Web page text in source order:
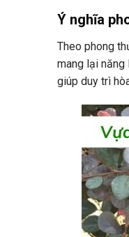
Ý nghĩa
Theo phong
mang lại năng
giúp duy trì